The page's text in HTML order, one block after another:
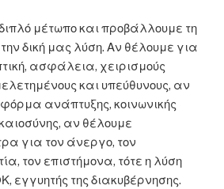
μέτωπο και προβάλλουμε τη
δική μας λύση. Αν θέλουμε για
ασφάλεια, χειρισμούς
και υπεύθυνους, αν
ανάπτυξης, κοινωνικής
αν θέλουμε
για τον άνεργο, τον
τον επιστήμονα, τότε η λύση
εγγυητής της διακυβέρνησης.